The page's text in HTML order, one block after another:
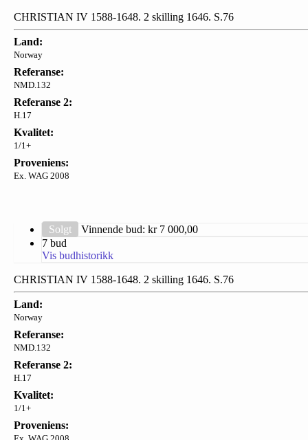
CHRISTIAN IV 1588-1648. 2 skilling 1646. S.76
Land:
Norway
Referanse:
NMD.132
Referanse 2:
H.17
Kvalitet:
1/1+
Proveniens:
Ex. WAG 2008
Solgt Vinnende bud: kr 7 000,00
7 bud
Vis budhistorikk
CHRISTIAN IV 1588-1648. 2 skilling 1646. S.76
Land:
Norway
Referanse:
NMD.132
Referanse 2:
H.17
Kvalitet:
1/1+
Proveniens: